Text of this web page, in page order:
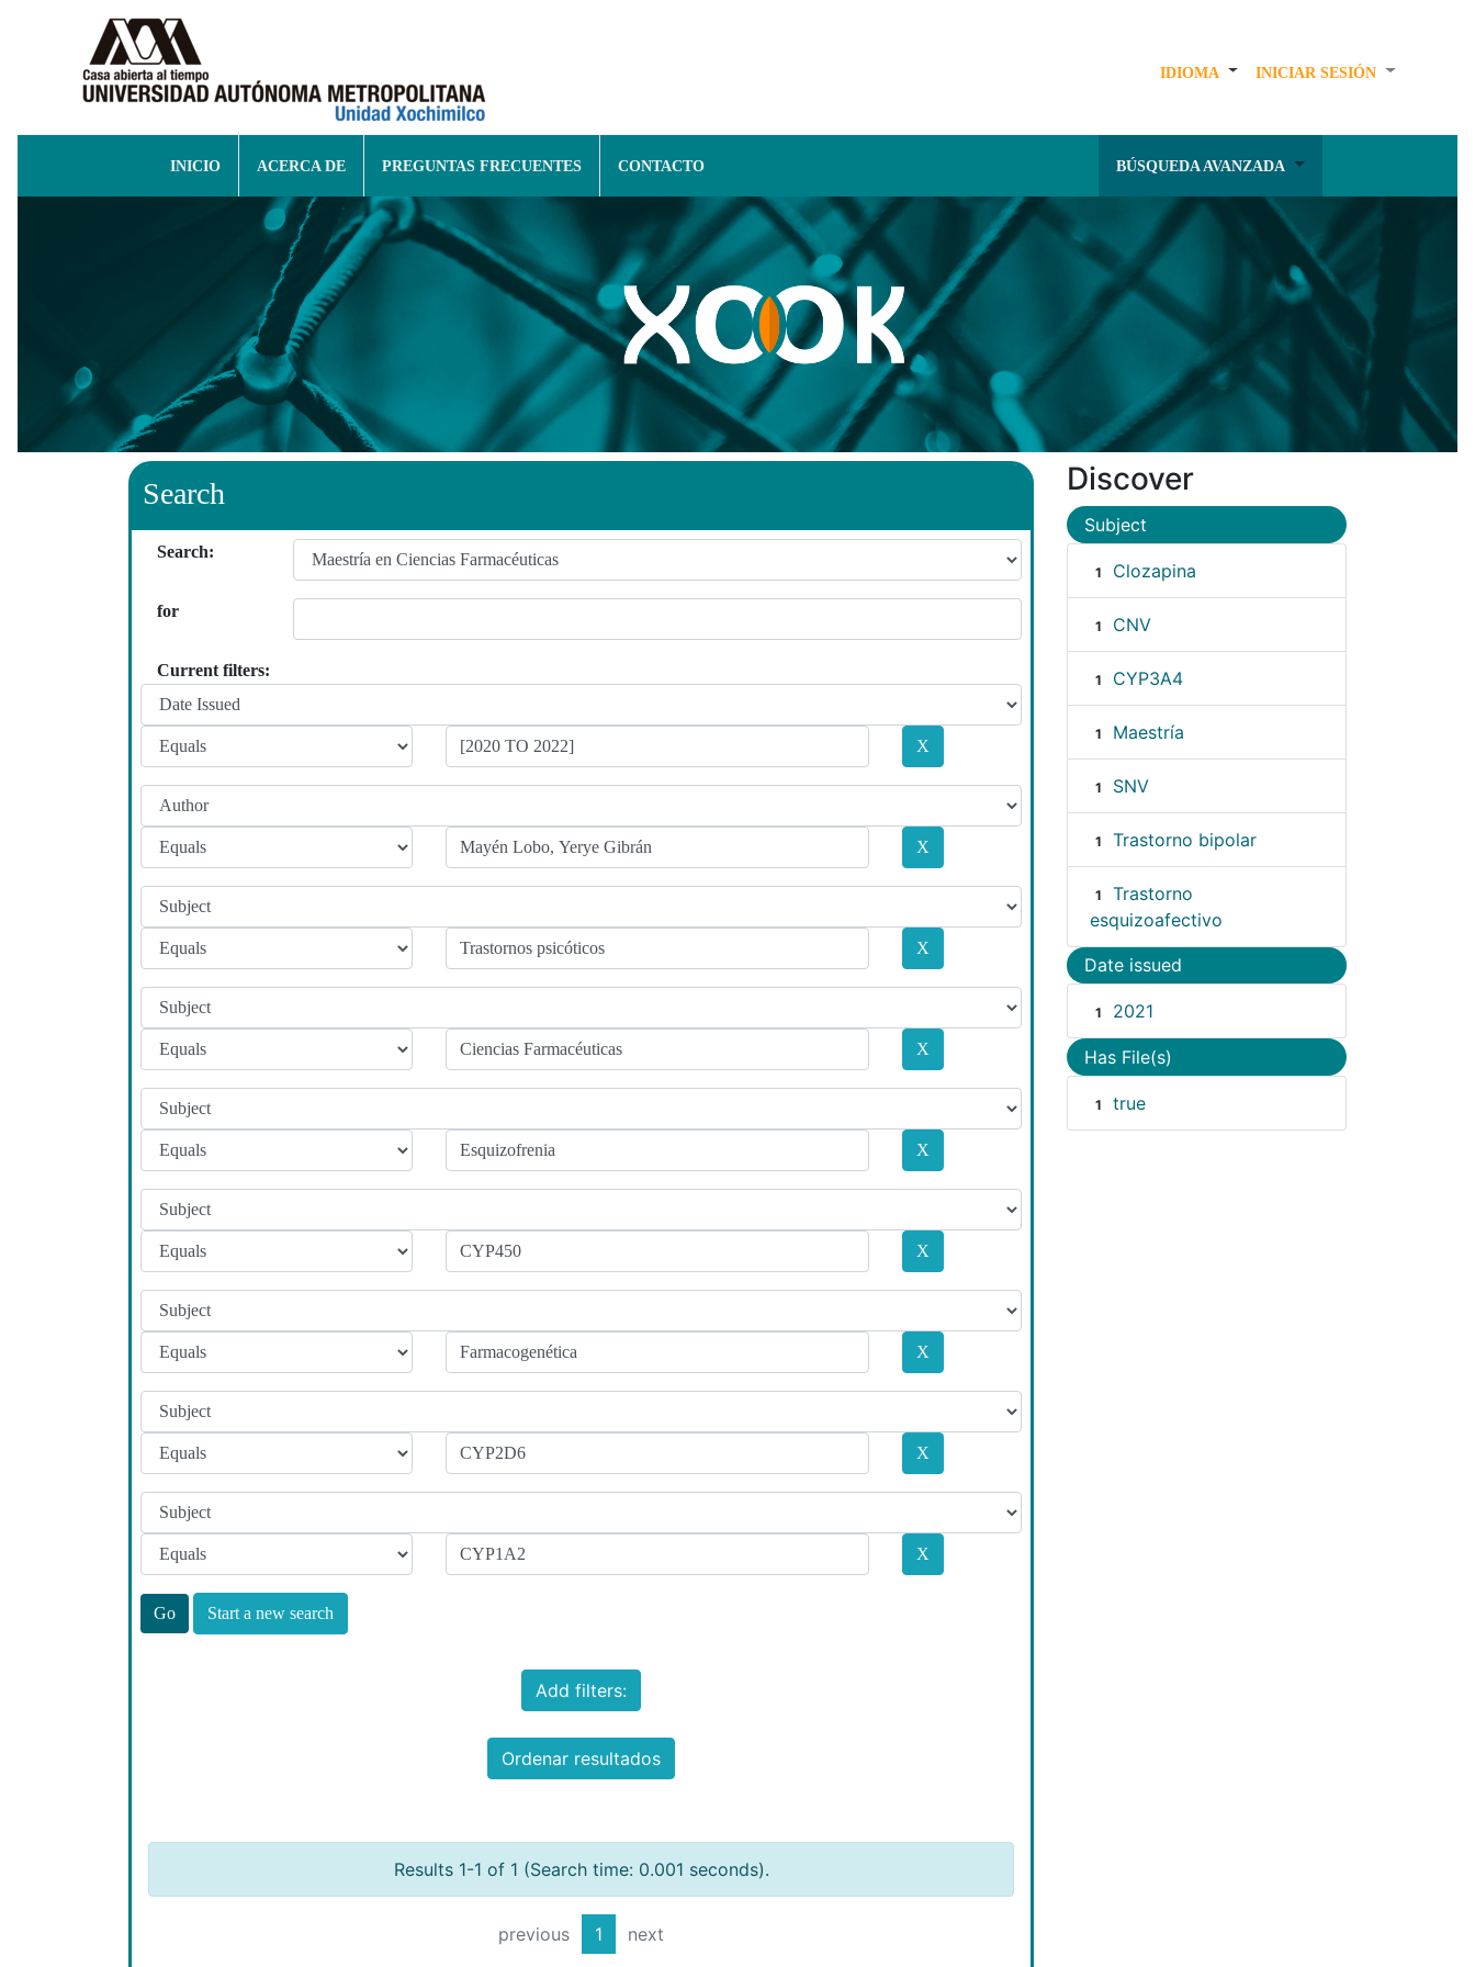
IDIOMA INICIAR SESIÓN
INICIO ACERCA DE PREGUNTAS FRECUENTES CONTACTO BÚSQUEDA AVANZADA
Search
Search:
for
Current filters:
Start a new search
Add filters:
Ordenar resultados
Results 1-1 of 1 (Search time: 0.001 seconds).
previous 1 next
Discover
Subject
1 Clozapina
1 CNV
1 CYP3A4
1 Maestría
1 SNV
1 Trastorno bipolar
1
Trastorno
esquizoafectivo
Date issued
1 2021
Has File(s)
1 true